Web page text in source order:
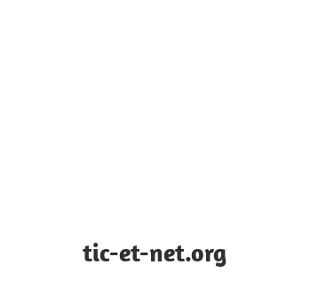
tic-et-net.org